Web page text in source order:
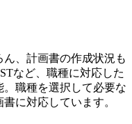
、計画書の作成状況も
など、職種に対応した
職種を選択して必要な
に対応しています。